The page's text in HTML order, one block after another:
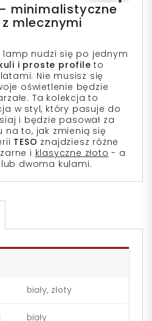
minimalistyczne
mlecznymi
lamp nudzi się po jednym
i proste profile to
Nie musisz się
oświetlenie będzie
Ta kolekcja to
w styl, który pasuje do
i będzie pasował za
na to, jak zmienią się
TESO znajdziesz różne
i klasyczne złoto - a
dwoma kulami.
biały, złoty
biały